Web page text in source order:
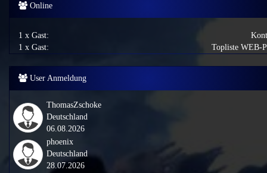
Online
1 x Gast:
1 x Gast:
Topliste WEB-
User Anmeldung
ThomasZschoke
Deutschland
06.08.2026
phoenix
Deutschland
28.07.2026